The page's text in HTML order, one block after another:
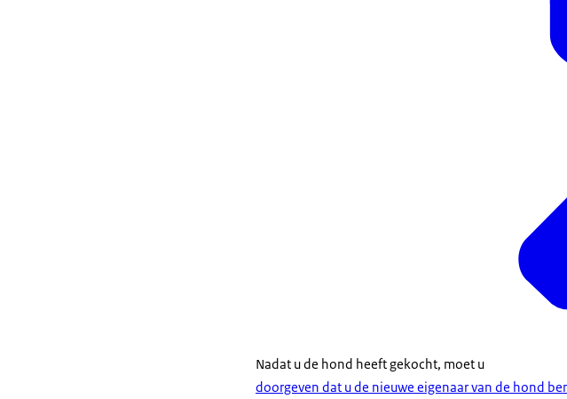
Nadat u de hond heeft gekocht, moet u
doorgeven dat u de nieuwe eigenaar van de hond